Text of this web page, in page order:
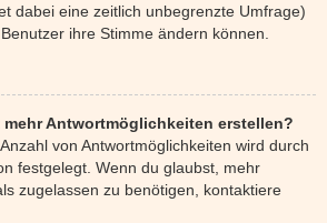
dabei eine zeitlich unbegrenzte Umfrage)
ihre Stimme ändern können.
Antwortmöglichkeiten erstellen?
von Antwortmöglichkeiten wird durch
festgelegt. Wenn du glaubst, mehr
zugelassen zu benötigen, kontaktiere